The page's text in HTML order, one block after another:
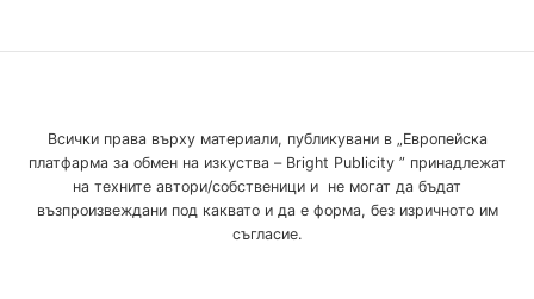
Всички права върху материали, публикувани в „Европейска
платфарма за обмен на изкуства – Bright Publicity ” принадлежат
на техните автори/собственици и не могат да бъдат
възпроизвеждани под каквато и да е форма, без изричното им
съгласие.